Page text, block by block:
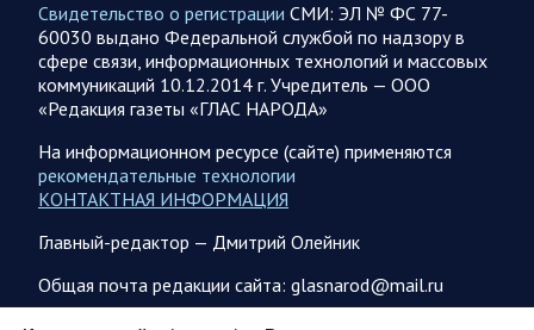
Сводка военных действий от Минобороны РФ 8
августа. Коротко
Группировка войск «Север» взяла под контроль населенный
пункт Ивановка в Харьковской области. Российские
вооруженные силы за последние сутки поразили…
08.08.2026 10:09
Спецоперация
В ночь 8 августа ВС РФ нанесли удары по объектам в 8
Олег Царев сообщает: Мониторинг противника насчитал
Свидетельство о регистрации СМИ: ЭЛ № ФС 77-
60030 выдано Федеральной службой по надзору в
сфере связи, информационных технологий и массовых
коммуникаций 10.12.2014 г. Учредитель — ООО
«Редакция газеты «ГЛАС НАРОДА»
На информационном ресурсе (сайте) применяются
рекомендательные технологии
КОНТАКТНАЯ ИНФОРМАЦИЯ
Главный-редактор — Дмитрий Олейник
Общая почта редакции сайта: glasnarod@mail.ru